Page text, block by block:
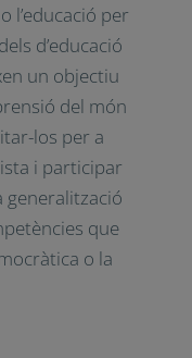
l’educació per
d’educació
un objectiu
del món
los per a
i participar
generalització
que
o la